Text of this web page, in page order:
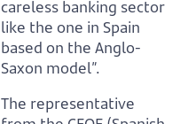
careless banking sector
like the one in Spain
based on the Anglo-
Saxon model”.
The representative